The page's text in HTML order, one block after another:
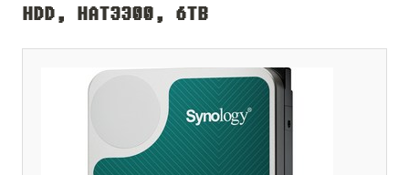
HDD, HAT3300, 6TB